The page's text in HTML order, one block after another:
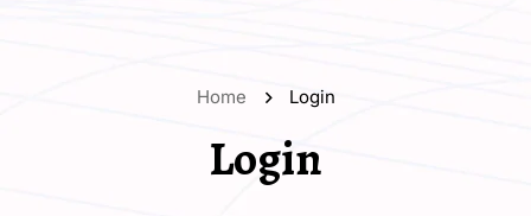
Home Login
Login